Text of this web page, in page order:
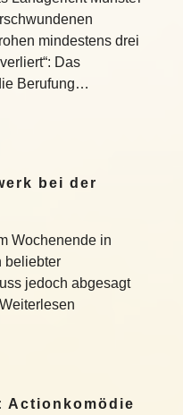
mindestens drei
Das
Berufung…
bei der
Wochenende in
beliebter
jedoch abgesagt
Actionkomödie